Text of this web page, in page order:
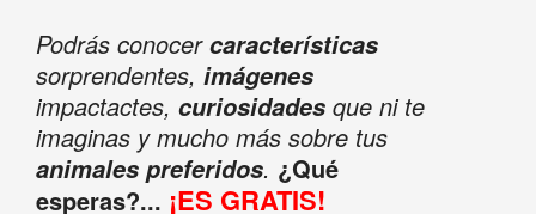
Podrás conocercaracterísticas
sorprendentes, imágenes
impactactes, curiosidadesque ni te
imaginas y mucho más sobre tus
animales preferidos. ¿Qué
esperas?... ¡ES GRATIS!